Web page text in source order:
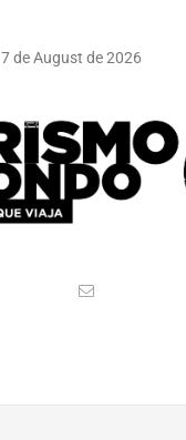
7 de August de 2026